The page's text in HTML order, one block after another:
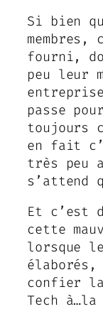
Si bien
fourni,
peu leur
passe
toujours
en fait
très peu
s’attend
Et c’est
cette
lorsque
confier
Tech à…la